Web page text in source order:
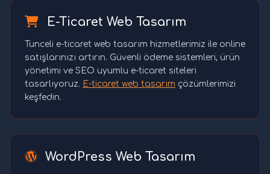
E-Ticaret Web Tasarım
Tunceli e-ticaret web tasarım hizmetlerimiz ile online
satışlarınızı artırın. Güvenli ödeme sistemleri, ürün
yönetimi ve SEO uyumlu e-ticaret siteleri
tasarlıyoruz. E-ticaret web tasarım çözümlerimizi
keşfedin.
WordPress Web Tasarım